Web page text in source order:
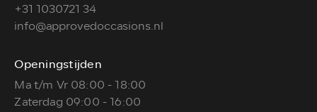
+31 1030721 34
info@approvedoccasions.nl
Openingstijden
Ma t/m Vr 08:00 - 18:00
Zaterdag 09:00 - 16:00